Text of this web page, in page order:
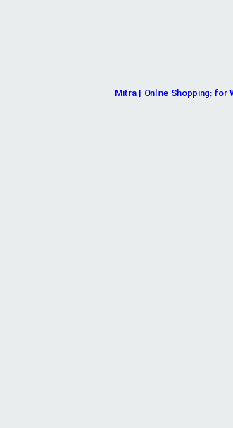
Mitra | Online Shopping: for